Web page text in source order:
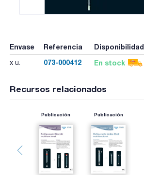
Envase Referencia Disponibilidad
x u. 073-000412 En stock
Recursos relacionados
Publicación Publicación